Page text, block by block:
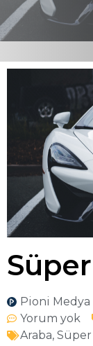
Pioni Medya
Yorum yok
Araba, Süper